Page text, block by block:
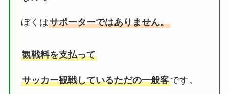
ぼくはサポーターではありません。
観戦料を支払って
サッカー観戦しているただの一般客です。